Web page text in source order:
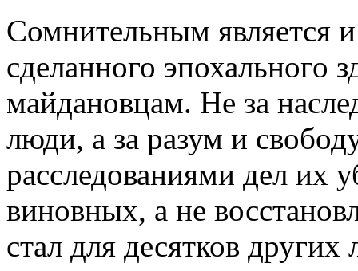
Сомнительным является
сделанного эпохального
майдановцам. Не за
люди, а за разум и
расследованиями дел их
виновных, а не
стал для десятков